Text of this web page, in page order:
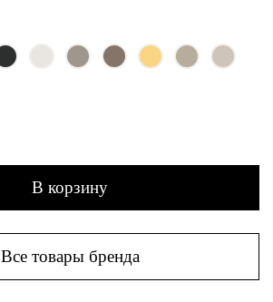
В корзину
Все товары бренда